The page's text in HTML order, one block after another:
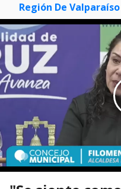
Región De Valparaíso